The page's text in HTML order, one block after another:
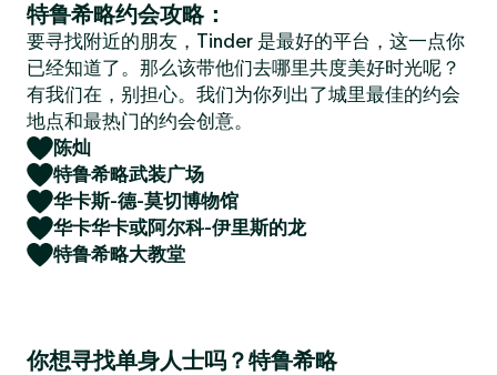
特鲁希略约会攻略：
要寻找附近的朋友，Tinder 是最好的平台，这一点你
已经知道了。那么该带他们去哪里共度美好时光呢？
有我们在，别担心。我们为你列出了城里最佳的约会
地点和最热门的约会创意。
陈灿
特鲁希略武装广场
华卡斯-德-莫切博物馆
华卡华卡或阿尔科-伊里斯的龙
特鲁希略大教堂
你想寻找单身人士吗？特鲁希略